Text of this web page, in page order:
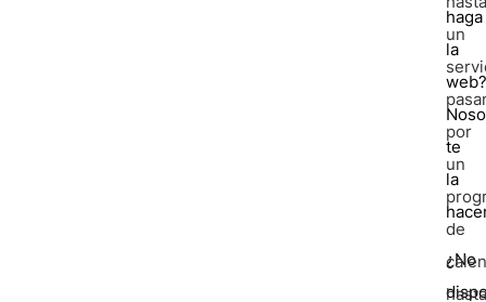
haga
la
te
la
¿No
un
por
un
de